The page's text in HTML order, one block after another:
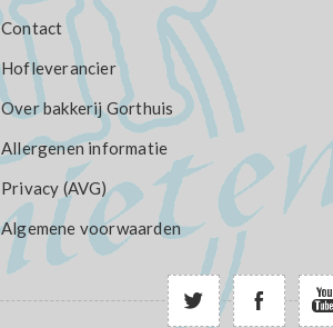
Contact
Hofleverancier
Over bakkerij Gorthuis
Allergenen informatie
Privacy (AVG)
Algemene voorwaarden